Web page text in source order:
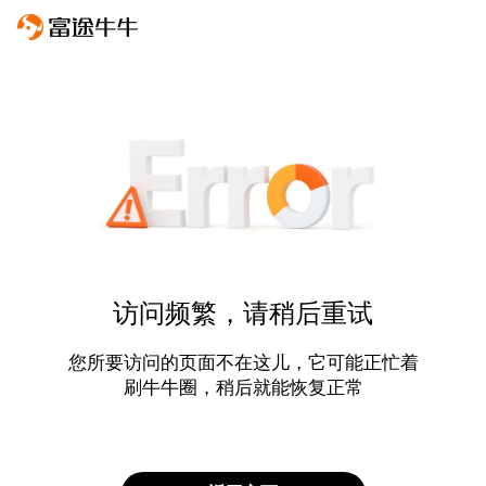
访问频繁，请稍后重试
您所要访问的页面不在这儿，它可能正忙着
刷牛牛圈，稍后就能恢复正常